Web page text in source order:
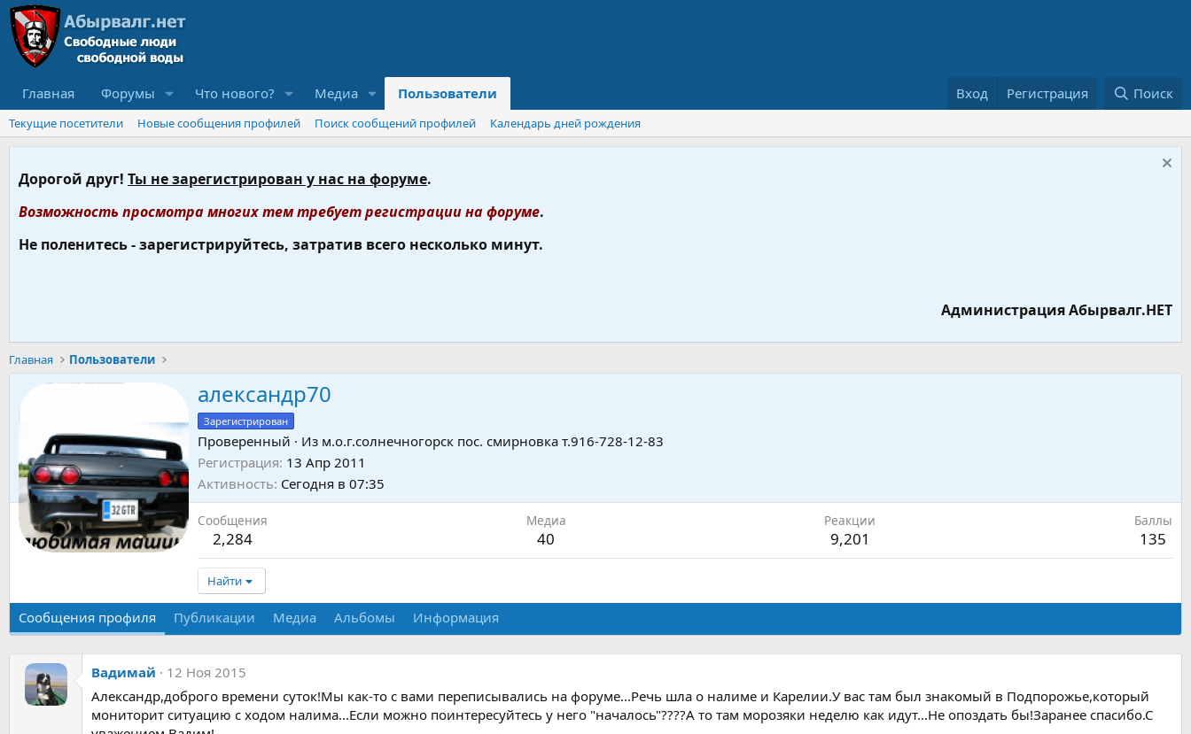
Главная Форумы Что нового? Медиа Пользователи Вход Регистрация Поиск
Текущие посетители Новые сообщения профилей Поиск сообщений профилей Календарь дней рождения
Дорогой друг! Ты не зарегистрирован у нас на форуме.
Возможность просмотра многих тем требует регистрации на форуме.
Не поленитесь - зарегистрируйтесь, затратив всего несколько минут.
Администрация Абырвалг.НЕТ
Главная Пользователи
александр70
Зарегистрирован
Проверенный · Из м.о.г.солнечногорск пос. смирновка т.916-728-12-83
Регистрация 13 Апр 2011
Активность Сегодня в 07:35
Сообщения
2,284
Медиа
40
Реакции
9,201
Баллы
135
Найти
Сообщения профиля Публикации Медиа Альбомы Информация
Вадимай
12 Ноя 2015
Александр,доброго времени суток!Мы как-то с вами переписывались на форуме...Речь шла о налиме и Карелии.У вас там был знакомый в Подпорожье,который
мониторит ситуацию с ходом налима...Если можно поинтересуйтесь у него "началось"????А то там морозяки неделю как идут...Не опоздать бы!Заранее спасибо.С